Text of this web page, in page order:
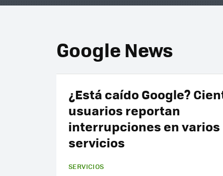
Google News
¿Está caído Google?
usuarios reportan
interrupciones en varios
servicios
SERVICIOS